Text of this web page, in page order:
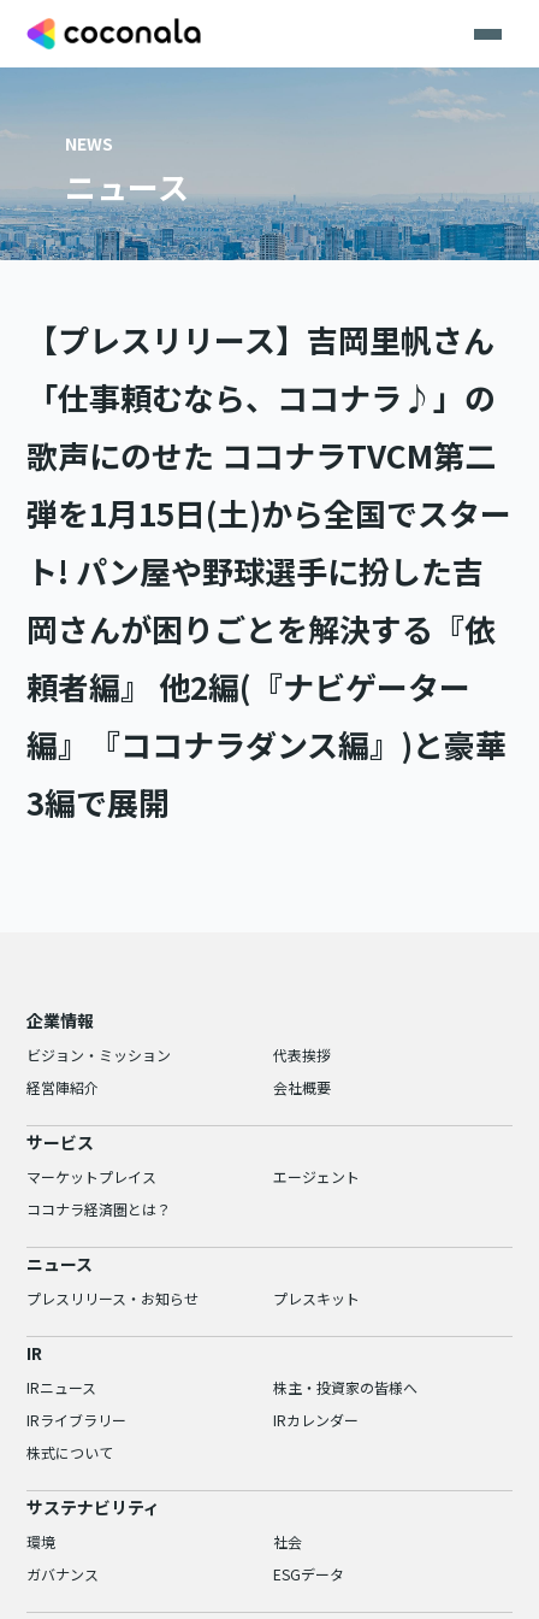
NEWS
ニュース
【プレスリリース】吉岡里帆さん
「仕事頼むなら、ココナラ♪」の
歌声にのせた ココナラTVCM第二
弾を1月15日(土)から全国でスター
ト! パン屋や野球選手に扮した吉
岡さんが困りごとを解決する『依
頼者編』 他2編(『ナビゲーター
編』『ココナラダンス編』)と豪華
3編で展開
企業情報
ビジョン・ミッション
代表挨拶
経営陣紹介
会社概要
サービス
マーケットプレイス
エージェント
ココナラ経済圏とは？
ニュース
プレスリリース・お知らせ プレスキット
IR
IRニュース
株主・投資家の皆様へ
IRライブラリー
IRカレンダー
株式について
サステナビリティ
環境
社会
ガバナンス
ESGデータ